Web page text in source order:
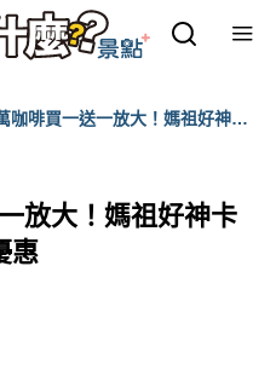
咖啡買一送一放大！媽祖好神卡
放大！媽祖好神卡
惠